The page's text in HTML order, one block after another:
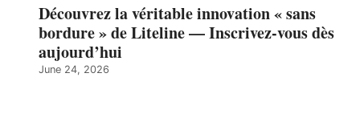
Découvrez la véritable innovation « sans
bordure » de Liteline — Inscrivez-vous dès
aujourd’hui
June 24, 2026